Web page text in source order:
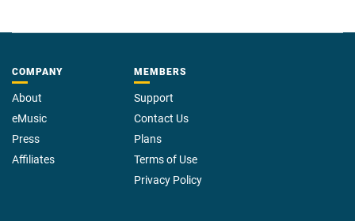
COMPANY
About
eMusic
Press
Affiliates
MEMBERS
Support
Contact Us
Plans
Terms of Use
Privacy Policy